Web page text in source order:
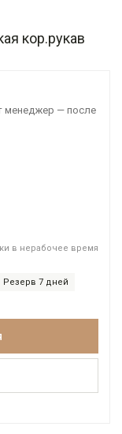
кор.рукав
менеджер — после
в нерабочее время
Резерв 7 дней